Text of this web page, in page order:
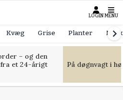
LOGIN MENU
Kvæg Grise Planter
– og den
et 24-årigt
På døgnvagt i